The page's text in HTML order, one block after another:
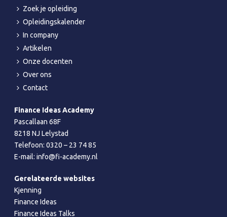
Zoek je opleiding
Opleidingskalender
In company
Artikelen
Onze docenten
Over ons
Contact
Finance Ideas Academy
Pascallaan 68F
8218 NJ Lelystad
Telefoon:0320 – 23 74 85
E-mail:info@fi-academy.nl
Gerelateerde websites
Kjenning
Finance Ideas
Finance Ideas Talks